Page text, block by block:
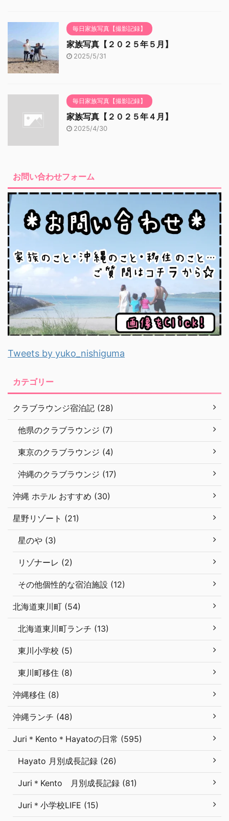
毎日家族写真【撮影記録】
家族写真【２０２５年５月】
2025/5/31
毎日家族写真【撮影記録】
家族写真【２０２５年４月】
2025/4/30
お問い合わせフォーム
Tweets by yuko_nishiguma
カテゴリー
クラブラウンジ宿泊記 (28)
他県のクラブラウンジ (7)
東京のクラブラウンジ (4)
沖縄のクラブラウンジ (17)
沖縄 ホテル おすすめ (30)
星野リゾート (21)
星のや (3)
リゾナーレ (2)
その他個性的な宿泊施設 (12)
北海道東川町 (54)
北海道東川町ランチ (13)
東川小学校 (5)
東川町移住 (8)
沖縄移住 (8)
沖縄ランチ (48)
Juri＊Kento＊Hayatoの日常 (595)
Hayato 月別成長記録 (26)
Juri＊Kento 月別成長記録 (81)
Juri＊小学校LIFE (15)